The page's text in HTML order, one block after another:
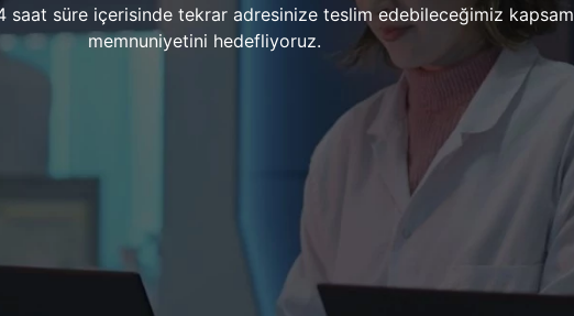
saat süre içerisinde tekrar adresinize teslim edebileceğimiz
memnuniyetini hedefliyoruz.